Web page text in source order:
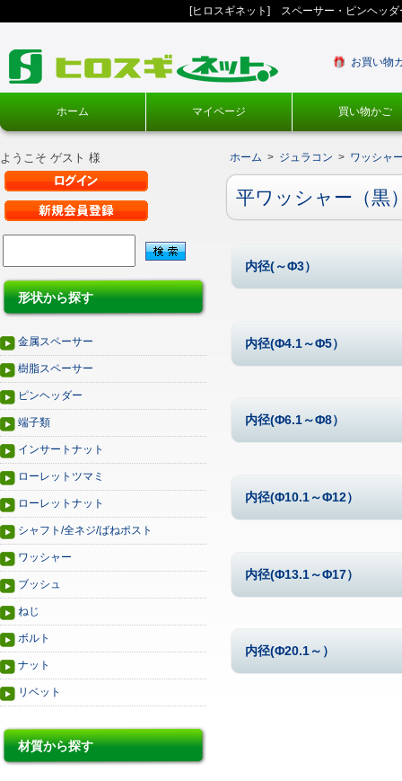
[ヒロスギネット] スペーサー・ピンヘッ
お買い物
ホーム マイページ 買い物かご
ようこそ ゲスト 様
形状から探す
金属スペーサー
樹脂スペーサー
ピンヘッダー
端子類
インサートナット
ローレットツマミ
ローレットナット
シャフト/全ネジ/ばねポスト
ワッシャー
ブッシュ
ねじ
ボルト
ナット
リベット
材質から探す
ホーム > ジュラコン > ワッシャ
平ワッシャー（黒
内径(～Φ3）
内径(Φ4.1～Φ5）
内径(Φ6.1～Φ8）
内径(Φ10.1～Φ12）
内径(Φ13.1～Φ17）
内径(Φ20.1～）